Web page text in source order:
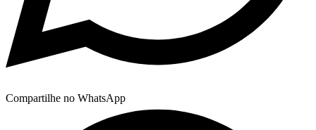
Compartilhe no WhatsApp